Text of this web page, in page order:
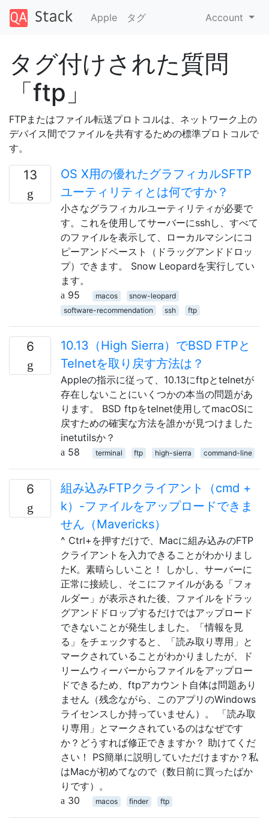
Apple タグ Account
タグ付けされた質問
「ftp」
FTPまたはファイル転送プロトコルは、ネットワーク上の
デバイス間でファイルを共有するための標準プロトコルで
す。
13
OS X用の優れたグラフィカルSFTP
ユーティリティとは何ですか？
小さなグラフィカルユーティリティが必要で
す。これを使用してサーバーにsshし、すべて
のファイルを表示して、ローカルマシンにコ
ピーアンドペースト（ドラッグアンドドロッ
プ）できます。 Snow Leopardを実行してい
ます。
95
macos
snow-leopard
software-recommendation
ssh ftp
6
10.13（High Sierra）でBSD FTPと
Telnetを取り戻す方法は？
Appleの指示に従って、10.13にftpとtelnetが
存在しないことにいくつかの本当の問題があ
ります。 BSD ftpをtelnet使用してmacOSに
戻すための確実な方法を誰かが見つけました
inetutilsか？
58
terminal ftp high-sierra command-line
6
組み込みFTPクライアント（cmd +
k）-ファイルをアップロードできま
せん（Mavericks）
^ Ctrl+を押すだけで、Macに組み込みのFTP
クライアントを入力できることがわかりまし
たK。素晴らしいこと！ しかし、サーバーに
正常に接続し、そこにファイルがある「フォ
ルダー」が表示された後、ファイルをドラッ
グアンドドロップするだけではアップロード
できないことが発生しました。「情報を見
る」をチェックすると、「読み取り専用」と
マークされていることがわかりましたが、ド
リームウィーバーからファイルをアップロー
ドできるため、ftpアカウント自体は問題あり
ません（残念ながら、このアプリのWindows
ライセンスしか持っていません）。 「読み取
り専用」とマークされているのはなぜです
か？どうすれば修正できますか？ 助けてくだ
さい！ PS簡単に説明していただけますか？私
はMacが初めてなので（数日前に買ったばか
りです）。
30
macos finder ftp